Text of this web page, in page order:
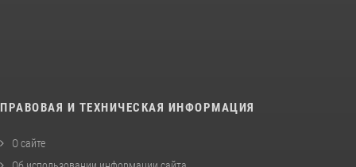
ПРАВОВАЯ И ТЕХНИЧЕСКАЯ ИНФОРМАЦИЯ
О сайте